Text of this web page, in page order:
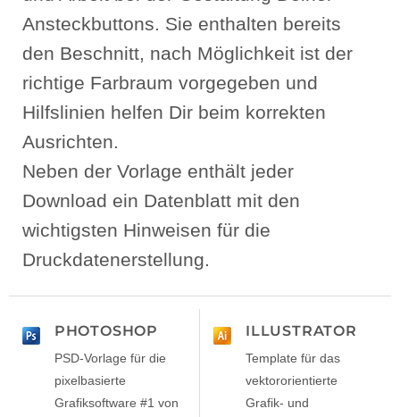
Ansteckbuttons. Sie enthalten bereits
den Beschnitt, nach Möglichkeit ist der
richtige Farbraum vorgegeben und
Hilfslinien helfen Dir beim korrekten
Ausrichten.
Neben der Vorlage enthält jeder
Download ein Datenblatt mit den
wichtigsten Hinweisen für die
Druckdatenerstellung.
PHOTOSHOP
PSD-Vorlage für die
pixelbasierte
Grafiksoftware #1 von
ILLUSTRATOR
Template für das
vektororientierte
Grafik- und